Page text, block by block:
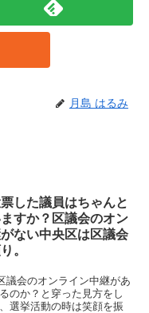
月島 はるみ
した議員はちゃんと
すか？区議会のオン
ない中央区は区議会
。
議会のオンライン中継があ
のか？と穿った見方をし
選挙活動の時は笑顔を振